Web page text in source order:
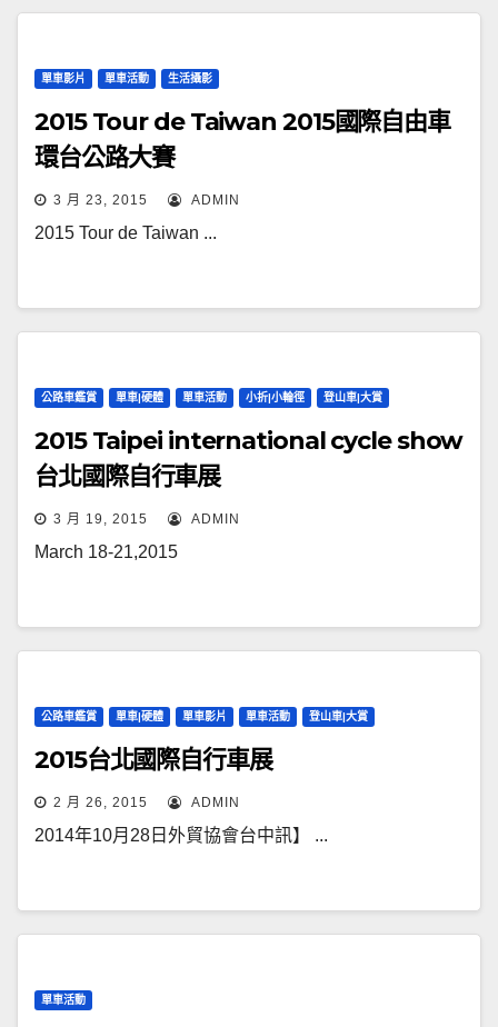
單車影片 單車活動 生活攝影
2015 Tour de Taiwan 2015國際自由車
環台公路大賽
3 月 23, 2015 ADMIN
2015 Tour de Taiwan ...
公路車鑑賞 單車|硬體 單車活動 小折|小輪徑 登山車|大賞
2015 Taipei international cycle show
台北國際自行車展
3 月 19, 2015 ADMIN
March 18-21,2015
公路車鑑賞 單車|硬體 單車影片 單車活動 登山車|大賞
2015台北國際自行車展
2 月 26, 2015 ADMIN
2014年10月28日外貿協會台中訊】 ...
單車活動